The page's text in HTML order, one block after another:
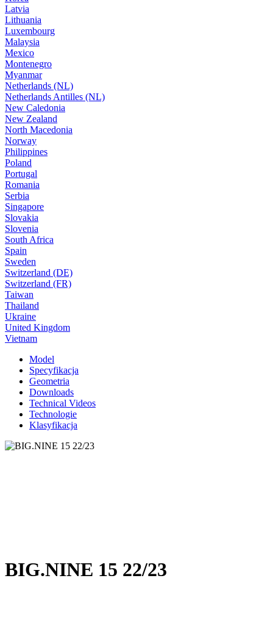
Latvia
Lithuania
Luxembourg
Malaysia
Mexico
Montenegro
Myanmar
Netherlands (NL)
Netherlands Antilles (NL)
New Caledonia
New Zealand
North Macedonia
Norway
Philippines
Poland
Portugal
Romania
Serbia
Singapore
Slovakia
Slovenia
South Africa
Spain
Sweden
Switzerland (DE)
Switzerland (FR)
Taiwan
Thailand
Ukraine
United Kingdom
Vietnam
Model
Specyfikacja
Geometria
Downloads
Technical Videos
Technologie
Klasyfikacja
BIG.NINE 15 22/23